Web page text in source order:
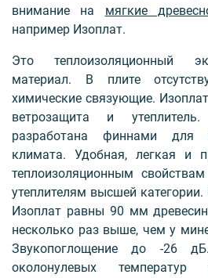
внимание на мягкие
например Изоплат.
Это теплоизоляционный
материал. В плите
химические связующие.
ветрозащита и
разработана финнами для
климата. Удобная, легкая и
теплоизоляционным
утеплителям высшей
Изоплат равны 90 мм
несколько раз выше, чем у
Звукопоглощение до -26
околонулевых температур